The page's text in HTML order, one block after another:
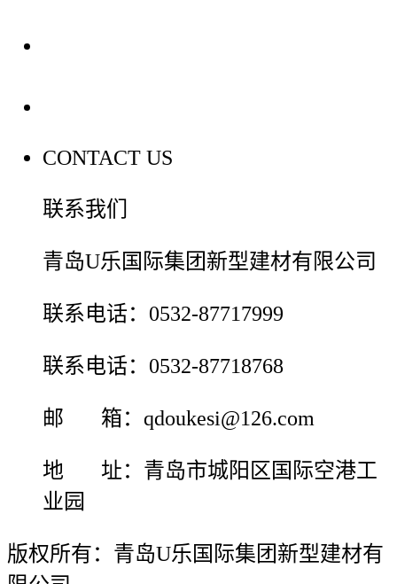
CONTACT US
联系我们
青岛U乐国际集团新型建材有限公司
联系电话：0532-87717999
联系电话：0532-87718768
邮 箱：qdoukesi@126.com
地 址：青岛市城阳区国际空港工
业园
版权所有：青岛U乐国际集团新型建材有